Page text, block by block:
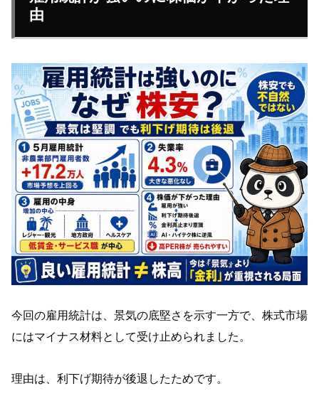
由
今回の雇用統計は、景気の底堅さを示す一方で、株式市場
にはマイナス材料として受け止められました。
理由は、利下げ期待が後退したためです。